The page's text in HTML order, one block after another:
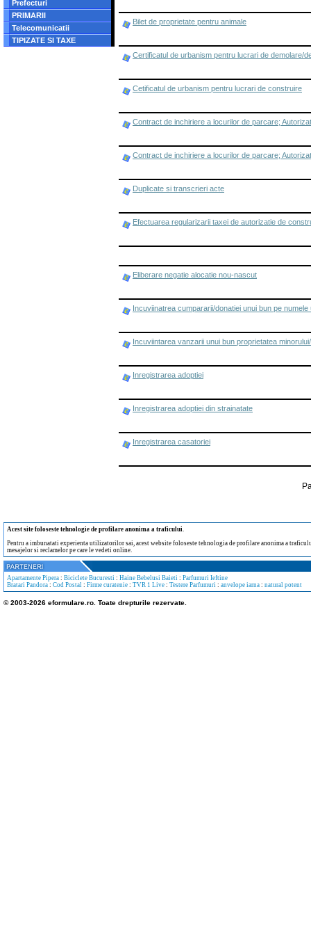
Prefecturi
PRIMARII
Telecomunicatii
TIPIZATE SI TAXE
Bilet de proprietate pentru animale
Certificatul de urbanism pentru lucrari de demolare/
Cetificatul de urbanism pentru lucrari de construire
Contract de inchiriere a locurilor de parcare;
Contract de inchiriere a locurilor de parcare;
Duplicate si transcrieri acte
Efectuarea regularizarii taxei de autorizatie de
Eliberare negatie alocatie nou-nascut
Incuviinatrea cumpararii/donatiei unui bun pe
Incuviintarea vanzarii unui bun proprietatea
Inregistrarea adoptiei
Inregistrarea adoptiei din strainatate
Inregistrarea casatoriei
Acest site foloseste tehnologie de profilare anonima a traficului.
Pentru a imbunatati experienta utilizatorilor sai, acest website foloseste tehnologia de profilare anonima a
mesajelor si reclamelor pe care le vedeti online.
Apartamente Pipera : Biciclete Bucuresti : Haine Bebelusi Baieti : Parfumuri Ieftine
Bratari Pandora : Cod Postal : Firme curatenie : TVR 1 Live : Testere Parfumuri : anvelope iarna : natural potent
© 2003-2026 eformulare.ro. Toate drepturile rezervate.